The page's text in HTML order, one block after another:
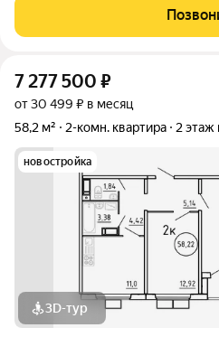
времени и предлагаем квартиры
отделкой. Заезжайте и живите! ЖК
7 277 500 ₽
от 30 499 ₽ в месяц
58,2 м²
2-комн. квартира 2 этаж
новостройка
3D-тур